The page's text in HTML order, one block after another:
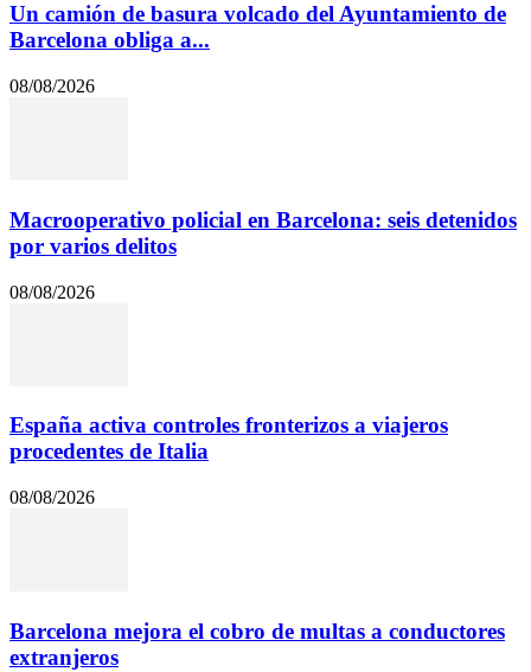
Un camión de basura volcado del Ayuntamiento de
Barcelona obliga a...
08/08/2026
Macrooperativo policial en Barcelona: seis detenidos
por varios delitos
08/08/2026
España activa controles fronterizos a viajeros
procedentes de Italia
08/08/2026
Barcelona mejora el cobro de multas a conductores
extranjeros